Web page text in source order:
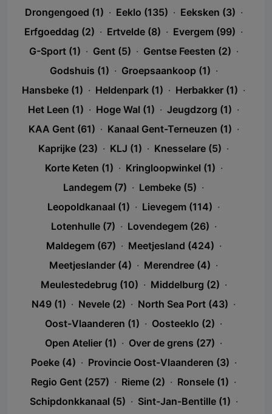
Drongengoed (1) · Eeklo (135) · Eeksken (3) ·
Erfgoeddag (2) · Ertvelde (8) · Evergem (99) ·
G-Sport (1) · Gent (5) · Gentse Feesten (2) ·
Godshuis (1) · Groepsaankoop (1) ·
Hansbeke (1) · Heldenpark (1) · Herbakker (1) ·
Het Leen (1) · Hoge Wal (1) · Jeugdzorg (1) ·
KAA Gent (61) · Kanaal Gent-Terneuzen (1) ·
Kaprijke (23) · KLJ (1) · Knesselare (5) ·
Korte Keten (1) · Kringloopwinkel (1) ·
Landegem (7) · Lembeke (5) ·
Leopoldkanaal (1) · Lievegem (114) ·
Lotenhulle (7) · Lovendegem (26) ·
Maldegem (67) · Meetjesland (424) ·
Meetjeslander (4) · Merendree (4) ·
Meulestedebrug (10) · Middelburg (2) ·
N49 (1) · Nevele (2) · North Sea Port (43) ·
Oost-Vlaanderen (1) · Oosteeklo (2) ·
Open Atelier (1) · Over de grens (27) ·
Poeke (4) · Provincie Oost-Vlaanderen (3) ·
Regio Gent (257) · Rieme (2) · Ronsele (1) ·
Schipdonkkanaal (5) · Sint-Jan-Bentille (1) ·